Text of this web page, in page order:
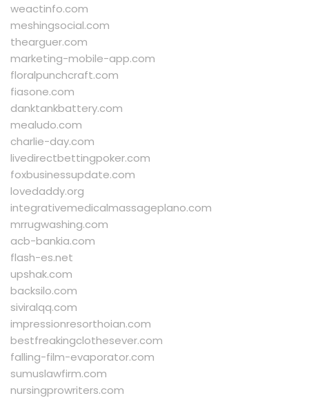
weactinfo.com
meshingsocial.com
thearguer.com
marketing-mobile-app.com
floralpunchcraft.com
fiasone.com
danktankbattery.com
mealudo.com
charlie-day.com
livedirectbettingpoker.com
foxbusinessupdate.com
lovedaddy.org
integrativemedicalmassageplano.com
mrrugwashing.com
acb-bankia.com
flash-es.net
upshak.com
backsilo.com
siviralqq.com
impressionresorthoian.com
bestfreakingclothesever.com
falling-film-evaporator.com
sumuslawfirm.com
nursingprowriters.com